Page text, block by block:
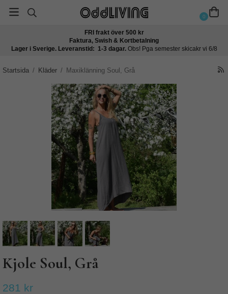
0
FRI frakt över 500 kr
Faktura, Swish & Kortbetalning
Lager i Sverige. Leveranstid: 1-3 dagar. Obs! Pga semester skicakr vi 6/8
Startsida / Kläder / Maxiklänning Soul, Grå
Kjole Soul, Grå
281 kr